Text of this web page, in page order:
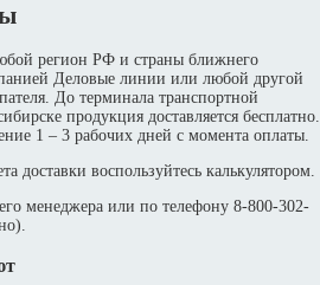
регион РФ и страны ближнего
Деловые линии или любой другой
До терминала транспортной
продукция доставляется бесплатно.
1 – 3 рабочих дней с момента оплаты.
доставки воспользуйтесь калькулятором.
менеджера или по телефону 8-800-302-